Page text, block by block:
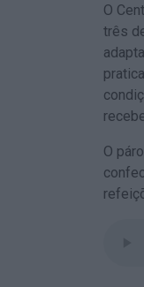
O
três
O